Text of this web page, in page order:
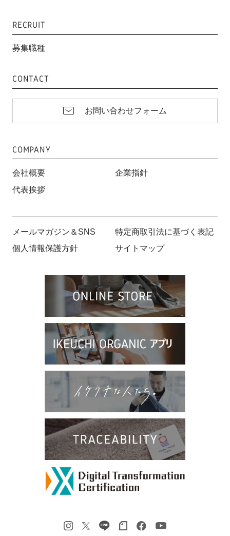
RECRUIT
募集職種
CONTACT
お問い合わせフォーム
COMPANY
会社概要
企業指針
代表挨拶
メールマガジン＆SNS
特定商取引法に基づく表記
個人情報保護方針
サイトマップ